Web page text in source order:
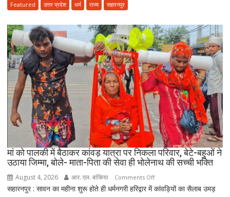
का
जुर्माना
ए-
हिन्द
की
अपील,
‘अपने
मोहल्ले
की
मस्जिद
में
पढ़ें
जुमे
की
नमाज,
पैदल
Featured उत्तर प्रदेश धर्म राज्य सहारनपुर
मां को पालकी में बैठाकर कांवड़ यात्रा पर निकला परिवार, बेटे-बहुओं ने
उठाया जिम्मा, बोले- माता-पिता की सेवा ही भोलेनाथ की सच्ची भक्ति
August 4, 2026 आर. एल. बांकिया Comments Offon
मां
सहारनपुर : सावन का महीना शुरू होते ही धर्मनगरी हरिद्वार में कांवड़ियों का सैलाब उमड़